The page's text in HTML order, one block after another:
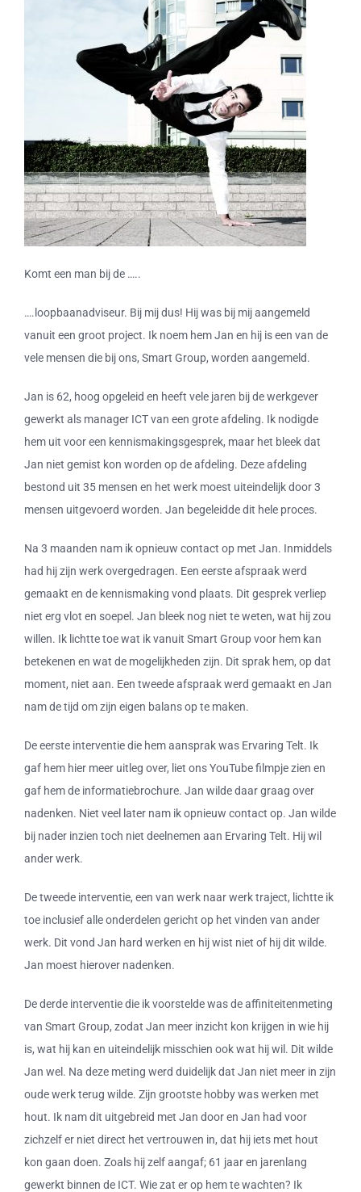
Komt een man bij de …..
….loopbaanadviseur. Bij mij dus! Hij was bij mij aangemeld
vanuit een groot project. Ik noem hem Jan en hij is een van de
vele mensen die bij ons, Smart Group, worden aangemeld.
Jan is 62, hoog opgeleid en heeft vele jaren bij de werkgever
gewerkt als manager ICT van een grote afdeling. Ik nodigde
hem uit voor een kennismakingsgesprek, maar het bleek dat
Jan niet gemist kon worden op de afdeling. Deze afdeling
bestond uit 35 mensen en het werk moest uiteindelijk door 3
mensen uitgevoerd worden. Jan begeleidde dit hele proces.
Na 3 maanden nam ik opnieuw contact op met Jan. Inmiddels
had hij zijn werk overgedragen. Een eerste afspraak werd
gemaakt en de kennismaking vond plaats. Dit gesprek verliep
niet erg vlot en soepel. Jan bleek nog niet te weten, wat hij zou
willen. Ik lichtte toe wat ik vanuit Smart Group voor hem kan
betekenen en wat de mogelijkheden zijn. Dit sprak hem, op dat
moment, niet aan. Een tweede afspraak werd gemaakt en Jan
nam de tijd om zijn eigen balans op te maken.
De eerste interventie die hem aansprak was Ervaring Telt. Ik
gaf hem hier meer uitleg over, liet ons YouTube filmpje zien en
gaf hem de informatiebrochure. Jan wilde daar graag over
nadenken. Niet veel later nam ik opnieuw contact op. Jan wilde
bij nader inzien toch niet deelnemen aan Ervaring Telt. Hij wil
ander werk.
De tweede interventie, een van werk naar werk traject, lichtte ik
toe inclusief alle onderdelen gericht op het vinden van ander
werk. Dit vond Jan hard werken en hij wist niet of hij dit wilde.
Jan moest hierover nadenken.
De derde interventie die ik voorstelde was de affiniteitenmeting
van Smart Group, zodat Jan meer inzicht kon krijgen in wie hij
is, wat hij kan en uiteindelijk misschien ook wat hij wil. Dit wilde
Jan wel. Na deze meting werd duidelijk dat Jan niet meer in zijn
oude werk terug wilde. Zijn grootste hobby was werken met
hout. Ik nam dit uitgebreid met Jan door en Jan had voor
zichzelf er niet direct het vertrouwen in, dat hij iets met hout
kon gaan doen. Zoals hij zelf aangaf; 61 jaar en jarenlang
gewerkt binnen de ICT. Wie zat er op hem te wachten? Ik